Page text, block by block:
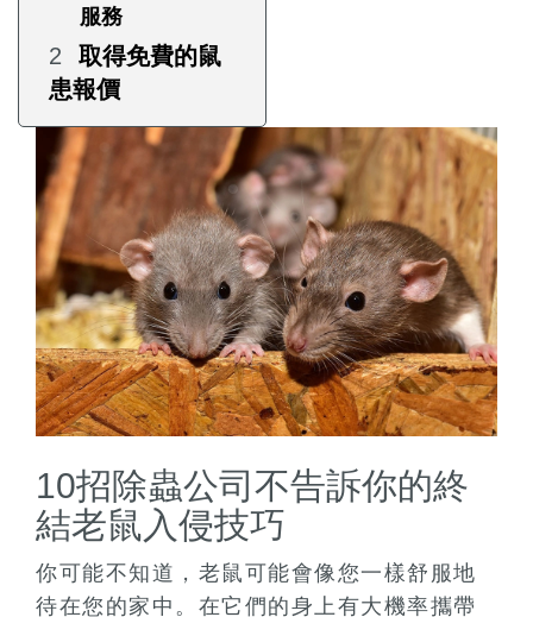
服務
取得免費的鼠
患報價
10招除蟲公司不告訴你的終
結老鼠入侵技巧
你可能不知道，老鼠可能會像您一樣舒服地
待在您的家中。在它們的身上有大機率攜帶